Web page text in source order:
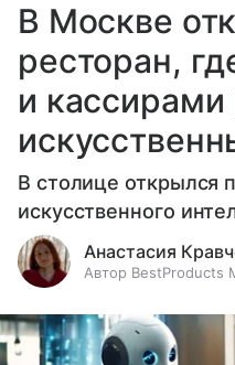
В Москве
ресторан,
и кассирами
В столице открылся
искусственного
Анастасия
Автор BestProducts